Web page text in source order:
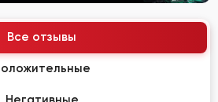
Все отзывы